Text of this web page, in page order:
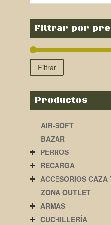
Filtrar por
Filtrar
Productos
AIR-SOFT
BAZAR
PERROS
RECARGA
ACCESORIOS CAZA
ZONA OUTLET
ARMAS
CUCHILLERÍA